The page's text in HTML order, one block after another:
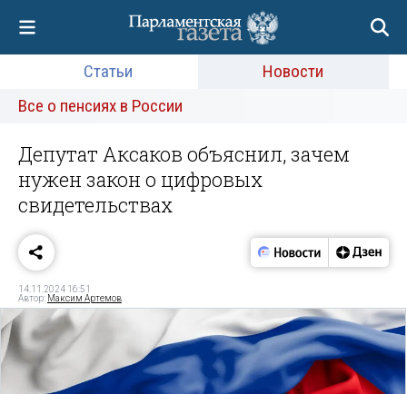
Статьи
Новости
Все о пенсиях в России
Депутат Аксаков объяснил, зачем
нужен закон о цифровых
свидетельствах
14.11.2024 16:51
Автор: Максим Артемов